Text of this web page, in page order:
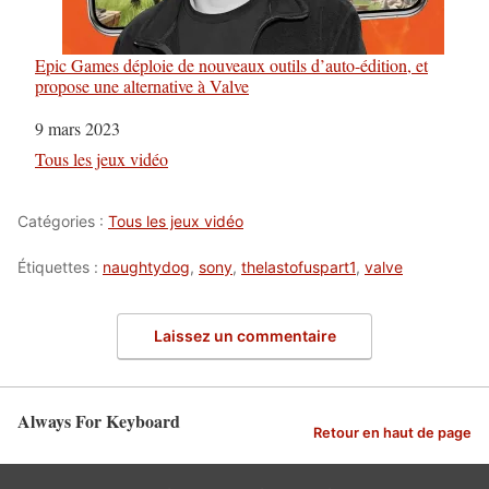
Epic Games déploie de nouveaux outils d’auto-édition, et
propose une alternative à Valve
Date
9 mars 2023
Par rapport à
Tous les jeux vidéo
Catégories : Tous les jeux vidéo
Étiquettes : naughtydog, sony, thelastofuspart1, valve
Laissez un commentaire
Always For Keyboard Retour en haut de page